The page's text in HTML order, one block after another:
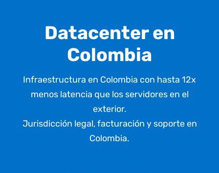
Datacenter en
Colombia
Infraestructura en Colombia con hasta 12x
menos latencia que los servidores en el
exterior.
Jurisdicción legal, facturación y soporte en
Colombia.